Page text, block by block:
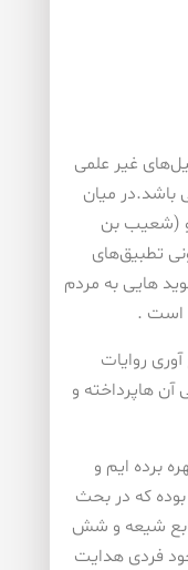
غیر علمی
باشد.در میان
و (شعیب بن
تطبیق‌های
هایی به مردم
است .
روایات
هاپرداخته و
برده ایم و
كه در بحث
شیعه و شش
فردی هدایت